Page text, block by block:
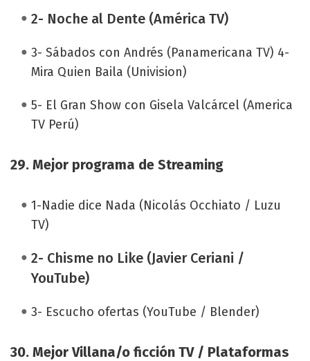
2- Noche al Dente (América TV)
3- Sábados con Andrés (Panamericana TV) 4-
Mira Quien Baila (Univision)
5- El Gran Show con Gisela Valcárcel (America
TV Perú)
29. Mejor programa de Streaming
1-Nadie dice Nada (Nicolás Occhiato / Luzu
TV)
2- Chisme no Like (Javier Ceriani /
YouTube)
3- Escucho ofertas (YouTube / Blender)
30. Mejor Villana/o ficción TV / Plataformas